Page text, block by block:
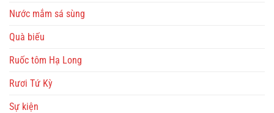
Nước mắm sá sùng
Quà biếu
Ruốc tôm Hạ Long
Rươi Tứ Kỳ
Sự kiện